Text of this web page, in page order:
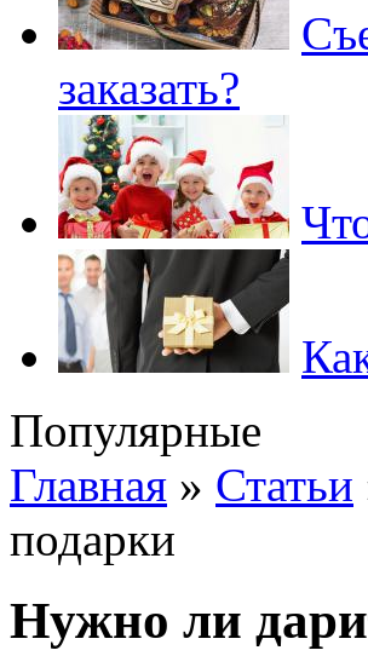
заказать?
Популярные
Главная » Статьи
подарки
Нужно ли